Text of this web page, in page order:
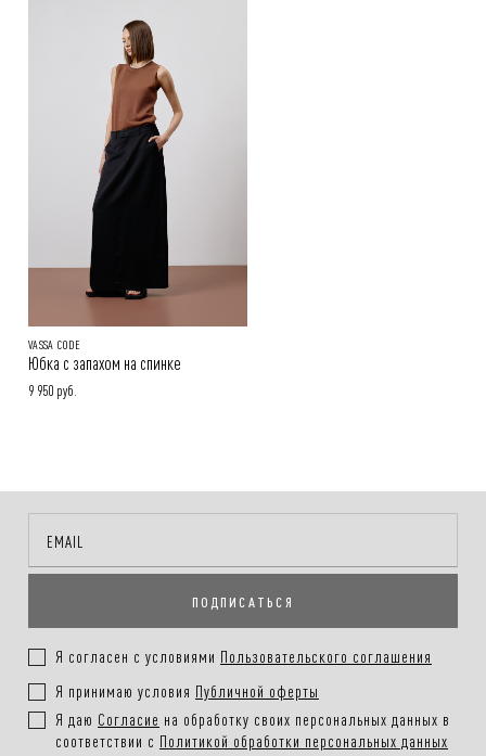
Онлайн-оплата на сайте, наличными или картой при получении
Подробнее в разделеПокупателям.
VASSA CODE
Юбка с запахом на спинке
9 950 руб.
ПОДПИСАТЬСЯ
Я согласен с условиями Пользовательского соглашения
Я принимаю условия Публичной оферты
Я даю Согласие на обработку своих персональных данных в
соответствии с Политикой обработки персональных данных